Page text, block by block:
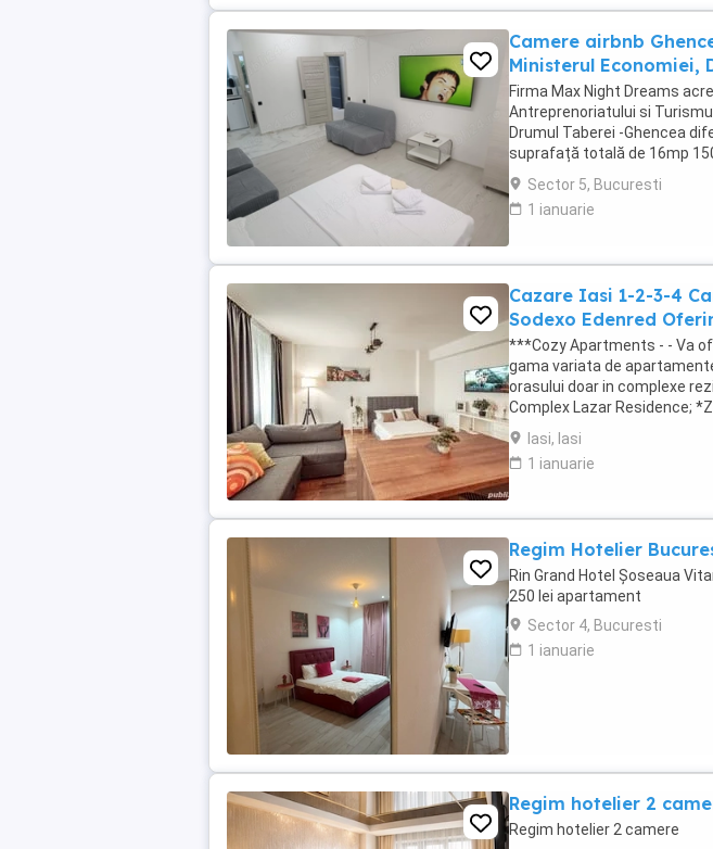
Camere airbnb
Ministerul Economiei,
Firma Max Night Dreams
Antreprenoriatului si
Drumul Taberei -Ghencea
suprafață totală de 16mp
suprafață totală de ...
Sector 5, Bucuresti
1 ianuarie
Cazare Iasi 1-2-3-4
Sodexo Edenred
***Cozy Apartments - - Va
gama variata de
orasului doar in complexe
Complex Lazar Residence;
Residence; *Zona Palas Mall -
Iasi, Iasi
1 ianuarie
Regim Hotelier
Rin Grand Hotel Șoseaua
250 lei apartament
Sector 4, Bucuresti
1 ianuarie
Regim hotelier 2
Regim hotelier 2 camere